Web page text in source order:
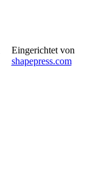
Eingerichtet von
shapepress.com